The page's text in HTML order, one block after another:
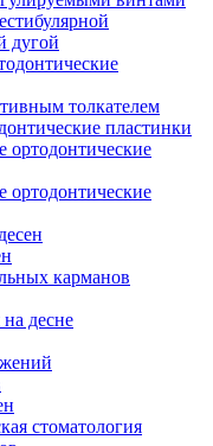
дугой
толкателем
пластинки
ортодонтические
ортодонтические
карманов
десне
стоматология